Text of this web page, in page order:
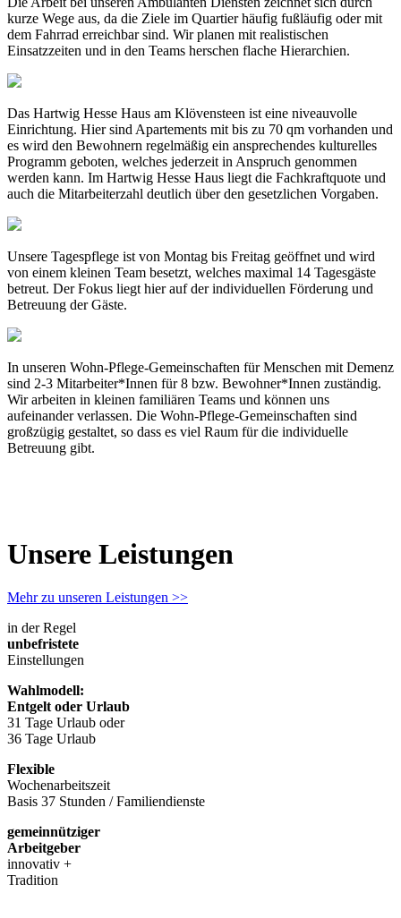
kurze Wege aus, da die Ziele im Quartier häufig fußläufig oder mit
dem Fahrrad erreichbar sind. Wir planen mit realistischen
Einsatzzeiten und in den Teams herschen flache Hierarchien.
Das Hartwig Hesse Haus am Klövensteen ist eine niveauvolle
Einrichtung. Hier sind Apartements mit bis zu 70 qm vorhanden und
es wird den Bewohnern regelmäßig ein ansprechendes kulturelles
Programm geboten, welches jederzeit in Anspruch genommen
werden kann. Im Hartwig Hesse Haus liegt die Fachkraftquote und
auch die Mitarbeiterzahl deutlich über den gesetzlichen Vorgaben.
Unsere Tagespflege ist von Montag bis Freitag geöffnet und wird
von einem kleinen Team besetzt, welches maximal 14 Tagesgäste
betreut. Der Fokus liegt hier auf der individuellen Förderung und
Betreuung der Gäste.
In unseren Wohn-Pflege-Gemeinschaften für Menschen mit Demenz
sind 2-3 Mitarbeiter*Innen für 8 bzw. Bewohner*Innen zuständig.
Wir arbeiten in kleinen familiären Teams und können uns
aufeinander verlassen. Die Wohn-Pflege-Gemeinschaften sind
großzügig gestaltet, so dass es viel Raum für die individuelle
Betreuung gibt.
Unsere Leistungen
Mehr zu unseren Leistungen >>
in der Regel
unbefristete
Einstellungen
Wahlmodell:
Entgelt oder Urlaub
31 Tage Urlaub oder
36 Tage Urlaub
Flexible
Wochenarbeitszeit
Basis 37 Stunden / Familiendienste
gemeinnütziger
Arbeitgeber
innovativ +
Tradition